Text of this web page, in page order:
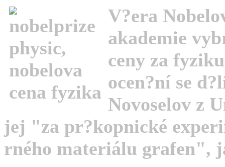
V?era
akademie
ceny za
ocen?ní se
Novoselov z
jej "za pr?kopnické
rného materiálu grafen",